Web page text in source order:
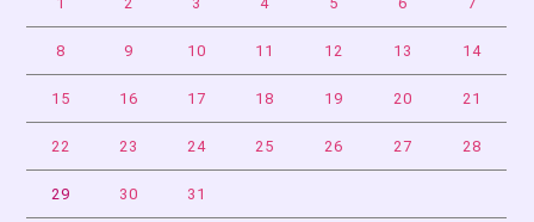
8 9 10 11 12 13 14
15 16 17 18 19 20 21
22 23 24 25 26 27 28
29 30 31